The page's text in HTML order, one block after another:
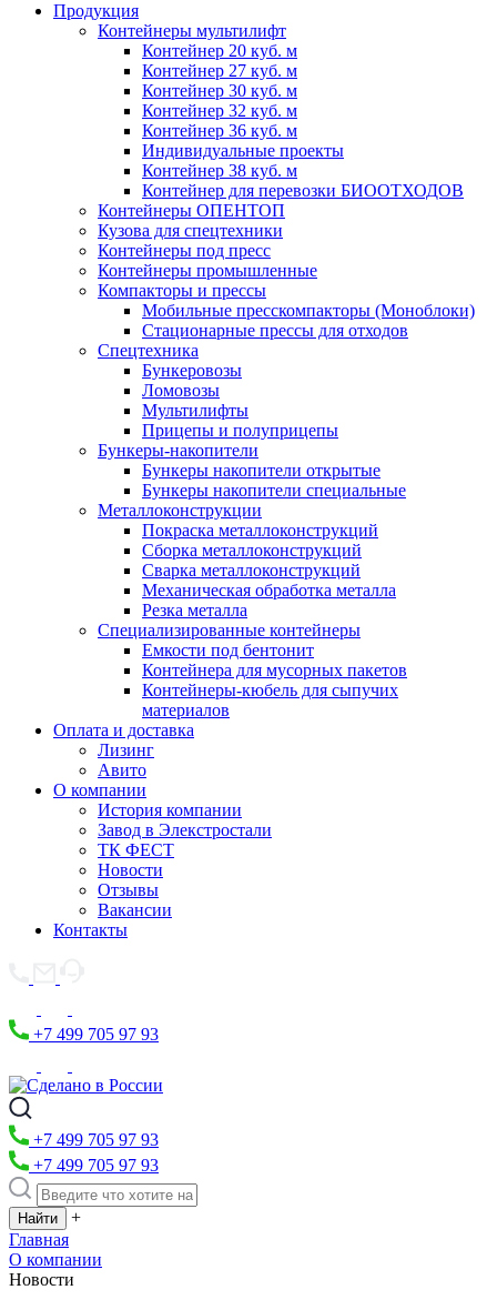
Продукция
Контейнеры мультилифт
Контейнер 20 куб. м
Контейнер 27 куб. м
Контейнер 30 куб. м
Контейнер 32 куб. м
Контейнер 36 куб. м
Индивидуальные проекты
Контейнер 38 куб. м
Контейнер для перевозки БИООТХОДОВ
Контейнеры ОПЕНТОП
Кузова для спецтехники
Контейнеры под пресс
Контейнеры промышленные
Компакторы и прессы
Мобильные пресскомпакторы (Моноблоки)
Стационарные прессы для отходов
Спецтехника
Бункеровозы
Ломовозы
Мультилифты
Прицепы и полуприцепы
Бункеры-накопители
Бункеры накопители открытые
Бункеры накопители специальные
Металлоконструкции
Покраска металлоконструкций
Сборка металлоконструкций
Сварка металлоконструкций
Механическая обработка металла
Резка металла
Специализированные контейнеры
Емкости под бентонит
Контейнера для мусорных пакетов
Контейнеры-кюбель для сыпучих
материалов
Оплата и доставка
Лизинг
Авито
О компании
История компании
Завод в Элекстростали
ТК ФЕСТ
Новости
Отзывы
Вакансии
Контакты
+7 499 705 97 93
+7 499 705 97 93
+7 499 705 97 93
+
Главная
О компании
Новости